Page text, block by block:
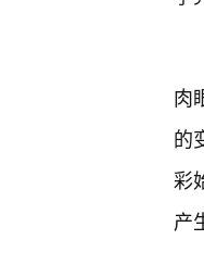
肉
的
彩
产